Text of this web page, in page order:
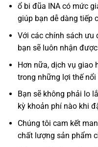
ổ bi đũa INA có mức
giúp bạn dễ dàng tiếp
Với các chính sách ưu
bạn sẽ luôn nhận
Hơn nữa, dịch vụ giao
trong những lợi thế
Bạn sẽ không phải lo
kỳ khoản phí nào khi
Chúng tôi cam kết
chất lượng sản phẩm